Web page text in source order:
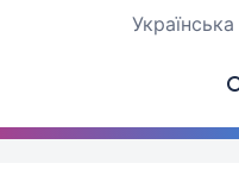
Українська